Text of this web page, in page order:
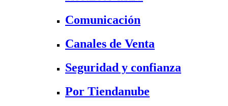
Comunicación
Canales de Venta
Seguridad y confianza
Por Tiendanube